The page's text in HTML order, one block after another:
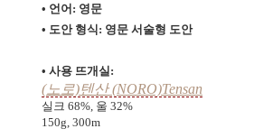
• 언어: 영문
• 도안 형식: 영문 서술형 도안
• 사용 뜨개실:
(노로)텐산 (NORO)Tensan
실크 68%, 울 32%
150g, 300m